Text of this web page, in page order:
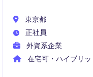
東京都
正社員
外資系企業
在宅可・ハイブリ